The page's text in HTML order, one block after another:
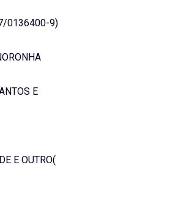
0136400-9)
E
E OUTRO(